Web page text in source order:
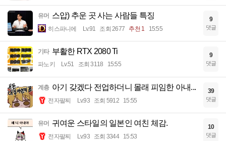
유머 스압) 추운 곳 사는 사람들 특징
히스파니에 Lv.91 조회 2677 추천 1 15:55
9
댓글
기타 부활한 RTX 2080 Ti
파노키 Lv.51 조회 3118 15:55
9
댓글
계층 아기 갖겠다 전업하더니 몰래 피임한 아내...
전자팔찌 Lv.93 조회 5912 15:55
39
댓글
유머 귀여운 스타일의 일본인 여친 체감.
전자팔찌 Lv.93 조회 3344 15:53
10
댓글